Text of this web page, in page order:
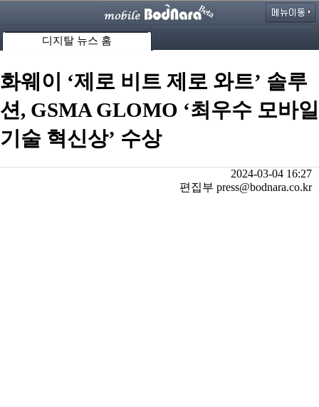
디지탈 뉴스 홈
화웨이 ‘제로 비트 제로 와트’ 솔루
션, GSMA GLOMO ‘최우수 모바일
기술 혁신상’ 수상
2024-03-04 16:27
편집부 press@bodnara.co.kr